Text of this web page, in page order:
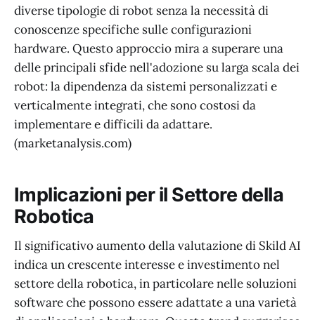
diverse tipologie di robot senza la necessità di
conoscenze specifiche sulle configurazioni
hardware. Questo approccio mira a superare una
delle principali sfide nell'adozione su larga scala dei
robot: la dipendenza da sistemi personalizzati e
verticalmente integrati, che sono costosi da
implementare e difficili da adattare.
(marketanalysis.com)
Implicazioni per il Settore della
Robotica
Il significativo aumento della valutazione di Skild AI
indica un crescente interesse e investimento nel
settore della robotica, in particolare nelle soluzioni
software che possono essere adattate a una varietà